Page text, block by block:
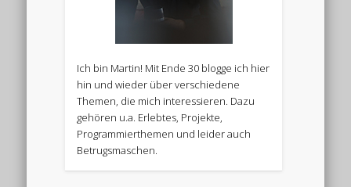
Ich bin Martin! Mit Ende 30 blogge ich hier
hin und wieder über verschiedene
Themen, die mich interessieren. Dazu
gehören u.a. Erlebtes, Projekte,
Programmierthemen und leider auch
Betrugsmaschen.